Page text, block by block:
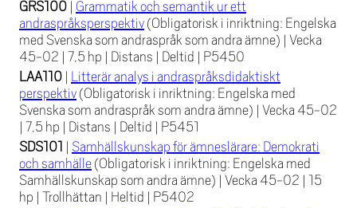
GRS100 | Grammatik och semantik ur ett
andraspråksperspektiv (Obligatorisk i inriktning: Engelska
med Svenska som andraspråk som andra ämne) | Vecka
45-02 | 7,5 hp | Distans | Deltid | P5450
LAA110 | Litterär analys i andraspråksdidaktiskt
perspektiv (Obligatorisk i inriktning: Engelska med
Svenska som andraspråk som andra ämne) | Vecka 45-02
| 7,5 hp | Distans | Deltid | P5451
SDS101 | Samhällskunskap för ämneslärare: Demokrati
och samhälle (Obligatorisk i inriktning: Engelska med
Samhällskunskap som andra ämne) | Vecka 45-02 | 15
hp | Trollhättan | Heltid | P5402